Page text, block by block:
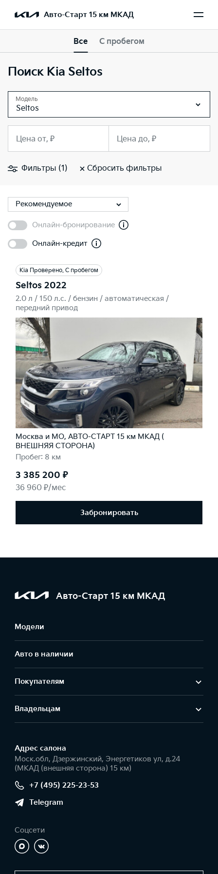
Авто-Старт 15 км МКАД
Все С пробегом
Поиск Kia Seltos
Модель
Seltos
Цена от, ₽ Цена до, ₽
Фильтры (1) Сбросить фильтры
Рекомендуемое
Онлайн-бронирование
Онлайн-кредит
Kia Проверено. С пробегом
Seltos 2022
2.0 л / 150 л.c. / бензин / автоматическая /
передний привод
Москва и МО, АВТО-СТАРТ 15 км МКАД (
ВНЕШНЯЯ СТОРОНА)
Пробег: 8 км
3 385 200 ₽
36 960 ₽/мес
Забронировать
Авто-Старт 15 км МКАД
Модели
Авто в наличии
Покупателям
Владельцам
Адрес салонa
Моск.обл, Дзержинский, Энергетиков ул, д.24
(МКАД (внешняя сторона) 15 км)
+7 (495) 225-23-53
Telegram
Соцсети